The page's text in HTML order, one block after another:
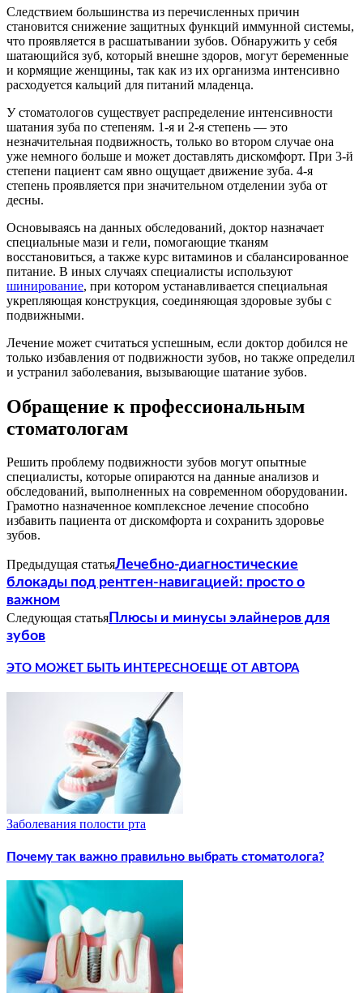
Следствием большинства из перечисленных причин
становится снижение защитных функций иммунной системы,
что проявляется в расшатывании зубов. Обнаружить у себя
шатающийся зуб, который внешне здоров, могут беременные
и кормящие женщины, так как из их организма интенсивно
расходуется кальций для питаний младенца.
У стоматологов существует распределение интенсивности
шатания зуба по степеням. 1-я и 2-я степень — это
незначительная подвижность, только во втором случае она
уже немного больше и может доставлять дискомфорт. При 3-й
степени пациент сам явно ощущает движение зуба. 4-я
степень проявляется при значительном отделении зуба от
десны.
Основываясь на данных обследований, доктор назначает
специальные мази и гели, помогающие тканям
восстановиться, а также курс витаминов и сбалансированное
питание. В иных случаях специалисты используют
шинирование, при котором устанавливается специальная
укрепляющая конструкция, соединяющая здоровые зубы с
подвижными.
Лечение может считаться успешным, если доктор добился не
только избавления от подвижности зубов, но также определил
и устранил заболевания, вызывающие шатание зубов.
Обращение к профессиональным
стоматологам
Решить проблему подвижности зубов могут опытные
специалисты, которые опираются на данные анализов и
обследований, выполненных на современном оборудовании.
Грамотно назначенное комплексное лечение способно
избавить пациента от дискомфорта и сохранить здоровье
зубов.
Предыдущая статьяЛечебно-диагностические
блокады под рентген-навигацией: просто о
важном
Следующая статья Плюсы и минусы элайнеров для
зубов
ЭТО МОЖЕТ БЫТЬ ИНТЕРЕСНО ЕЩЕ ОТ АВТОРА
Заболевания полости рта
Почему так важно правильно выбрать стоматолога?